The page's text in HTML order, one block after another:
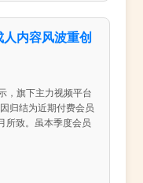
内容风波重创
，旗下主力视频平台
归结为近期付费会员
致。虽本季度会员